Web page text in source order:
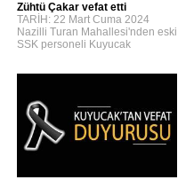
Zühtü Çakar vefat etti
TARİH: 22 Mart Cuma 2024
Nazilli Turan Mahallesi'nden eski
SSK personeli Kuyucak